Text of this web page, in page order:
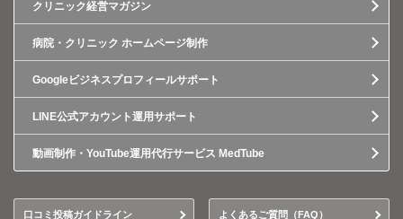
クリニック経営マガジン
病院・クリニック ホームページ制作
Googleビジネスプロフィールサポート
LINE公式アカウント運用サポート
動画制作・YouTube運用代行サービス MedTube
口コミ投稿ガイドライン よくあるご質問（FAQ）